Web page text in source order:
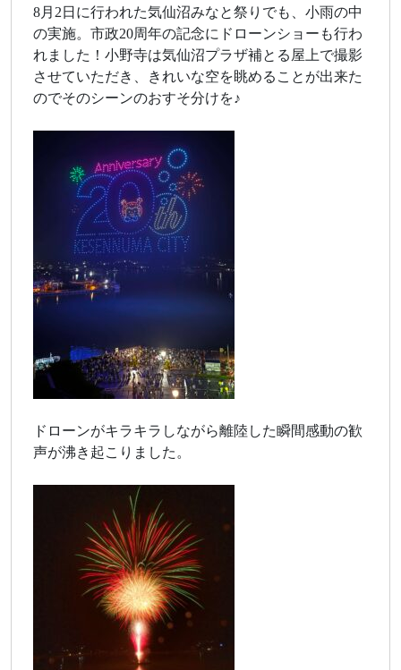
8月2日に行われた気仙沼みなと祭りでも、小雨の中
の実施。市政20周年の記念にドローンショーも行わ
れました！小野寺は気仙沼プラザ補とる屋上で撮影
させていただき、きれいな空を眺めることが出来た
のでそのシーンのおすそ分けを♪
ドローンがキラキラしながら離陸した瞬間感動の歓
声が沸き起こりました。